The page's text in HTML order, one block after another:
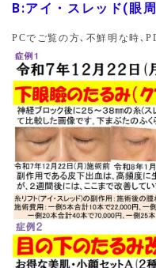
令和６年１２月より、前
して、キャンセル料を頂
意ください。
2024.12.28
３０分限定全顔シミ取り
成。３０分で２４００
ット)。好評・新記録達
ン 第８弾の「キャンセ
ることにしました。絆創
別なシミ取りレーザーを
はキレイにシミが取れる
は、追加費用なしで全３
B:アイ・スレッド(眼
PCでご覧の方､不鮮明な時､